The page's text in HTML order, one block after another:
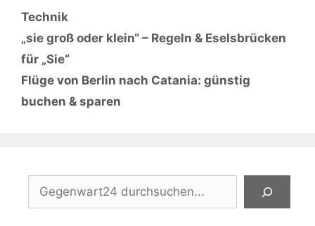
Kategorien
Technik
„sie groß oder klein“ – Regeln & Eselsbrücken
für „Sie“
Flüge von Berlin nach Catania: günstig
buchen & sparen
Suchen